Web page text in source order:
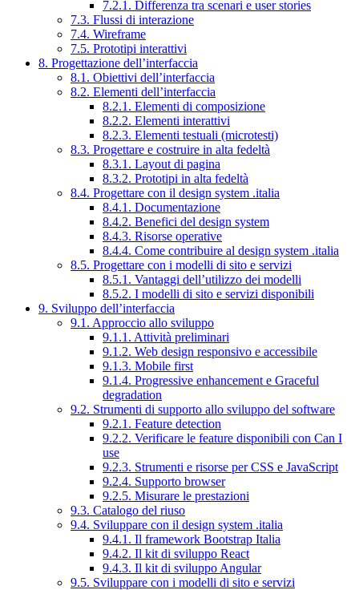
7.2.1. Differenza tra scenari e user stories
7.3. Flussi di interazione
7.4. Wireframe
7.5. Prototipi interattivi
8. Progettazione dell’interfaccia
8.1. Obiettivi dell’interfaccia
8.2. Elementi dell’interfaccia
8.2.1. Elementi di composizione
8.2.2. Elementi interattivi
8.2.3. Elementi testuali (microtesti)
8.3. Progettare e costruire in alta fedeltà
8.3.1. Layout di pagina
8.3.2. Prototipi in alta fedeltà
8.4. Progettare con il design system .italia
8.4.1. Documentazione
8.4.2. Benefici del design system
8.4.3. Risorse operative
8.4.4. Come contribuire al design system .italia
8.5. Progettare con i modelli di sito e servizi
8.5.1. Vantaggi dell’utilizzo dei modelli
8.5.2. I modelli di sito e servizi disponibili
9. Sviluppo dell’interfaccia
9.1. Approccio allo sviluppo
9.1.1. Attività preliminari
9.1.2. Web design responsivo e accessibile
9.1.3. Mobile first
9.1.4. Progressive enhancement e Graceful
degradation
9.2. Strumenti di supporto allo sviluppo del software
9.2.1. Feature detection
9.2.2. Verificare le feature disponibili con Can I
use
9.2.3. Strumenti e risorse per CSS e JavaScript
9.2.4. Supporto browser
9.2.5. Misurare le prestazioni
9.3. Catalogo del riuso
9.4. Sviluppare con il design system .italia
9.4.1. Il framework Bootstrap Italia
9.4.2. Il kit di sviluppo React
9.4.3. Il kit di sviluppo Angular
9.5. Sviluppare con i modelli di sito e servizi